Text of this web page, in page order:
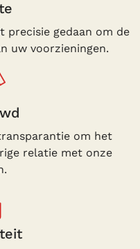
precisie gedaan om de
uw voorzieningen.
om het
relatie met onze